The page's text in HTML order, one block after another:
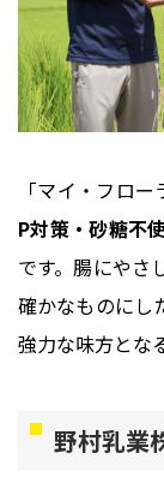
「マイ・フロー
P対策・砂糖不
です。腸にやさ
確かなものにし
強力な味方とな
野村乳業